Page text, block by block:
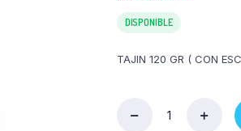
DISPONIBLE
TAJIN 120 GR ( CON